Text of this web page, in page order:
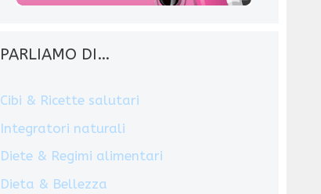
PARLIAMO DI…
Cibi & Ricette salutari
Integratori naturali
Diete & Regimi alimentari
Dieta & Bellezza